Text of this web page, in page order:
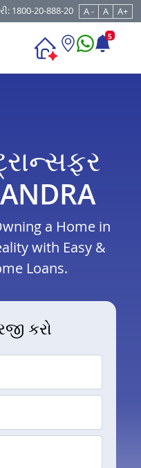
1800-20-888-20 A - A A+
5
a Home in
with Easy &
Loans.
કરો